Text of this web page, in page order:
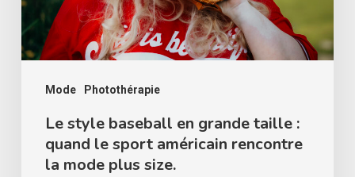
Mode Photothérapie
quand
sport
américain
rencontre
Le style baseball en grande taille :
quand le sport américain rencontre
la mode plus size.